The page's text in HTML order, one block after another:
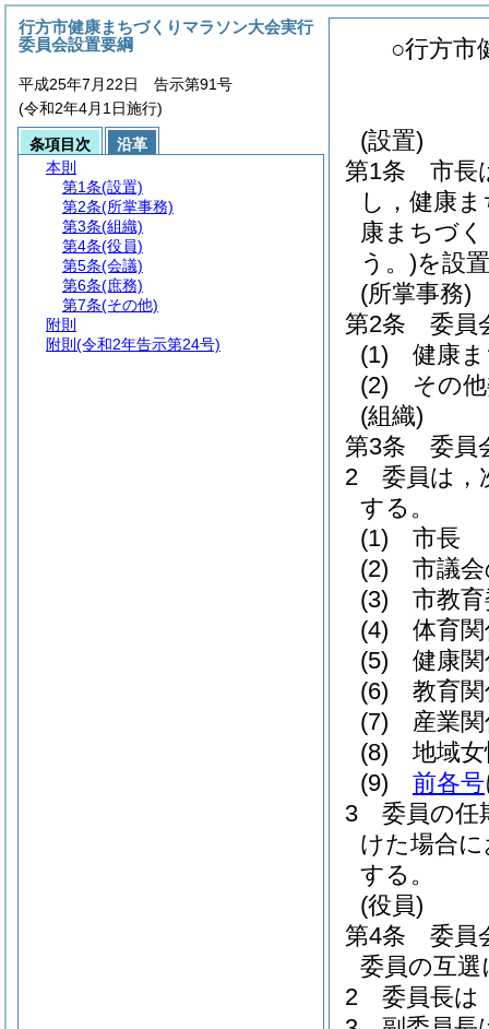
○行方市
(設置)
第1条
市長
し，健康
康まちづ
う。)を設
(所掌事務)
第2条
委員
(1)
健康
(2)
その
(組織)
第3条
委員
2
委員は，
する。
(1)
市長
(2)
市議
(3)
市教
(4)
体育
(5)
健康
(6)
教育
(7)
産業
(8)
地域
(9)
前各号
3
委員の任
けた場合
する。
(役員)
第4条
委員
委員の互
2
委員長は
行方市健康まちづくりマラソン大会実行
委員会設置要綱
平成25年7月22日 告示第91号
(令和2年4月1日施行)
条項目次
沿革
本則
第1条(設置)
第2条(所掌事務)
第3条(組織)
第4条(役員)
第5条(会議)
第6条(庶務)
第7条(その他)
附則
附則 (令和2年告示第24号)